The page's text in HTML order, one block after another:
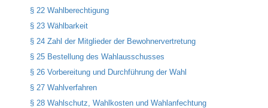
§ 22 Wahlberechtigung
§ 23 Wählbarkeit
§ 24 Zahl der Mitglieder der Bewohnervertretung
§ 25 Bestellung des Wahlausschusses
§ 26 Vorbereitung und Durchführung der Wahl
§ 27 Wahlverfahren
§ 28 Wahlschutz, Wahlkosten und Wahlanfechtung